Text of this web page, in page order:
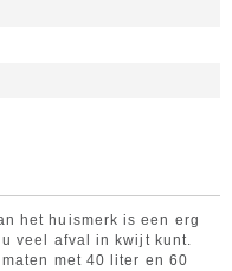
het huismerk is een erg
veel afval in kwijt kunt.
met 40 liter en 60